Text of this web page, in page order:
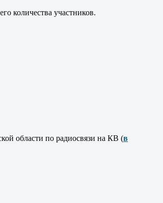
количества участников.
области по радиосвязи на КВ (в